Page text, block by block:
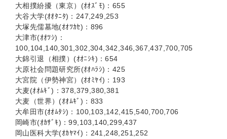
大相撲紛擾（東京）(ｵｵｽﾞﾓ)：655
大谷大学(ｵｵﾀﾆﾀ)：247,249,253
大塚先儒墓地(ｵｵﾂｶｾ)：896
大津市(ｵｵﾂｼ)：
100,104,140,301,302,304,342,346,367,437,700,705
大錦引退（相撲）(ｵｵﾆｼｷ)：654
大原社会問題研究所(ｵｵﾊﾗｼ)：425
大宮院（伊勢神宮）(ｵｵﾐﾔｲ)：193
大麦(ｵｵﾑｷﾞ)：378,379,380,381
大麦（世界）(ｵｵﾑｷﾞ)：833
大牟田市(ｵｵﾑﾀｼ)：100,103,142,415,540,700,706
岡崎市(ｵｶｻﾞｷ)：99,103,140,299,437
岡山医科大学(ｵｶﾔﾏｲ)：241,248,251,252